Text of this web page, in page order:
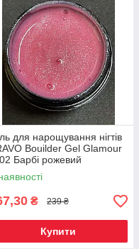
для нарощування нігтів
Bouilder Gel Glamour
Барбі рожевий
₴ 239 ₴
Купити